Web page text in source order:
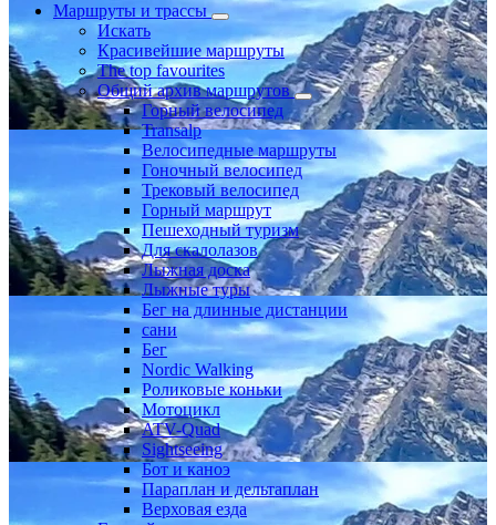
Маршруты и трассы
Искать
Красивейшие маршруты
The top favourites
Общий архив маршрутов
Горный велосипед
Transalp
Велосипедные маршруты
Гоночный велосипед
Трековый велосипед
Горный маршрут
Пешеходный туризм
Для скалолазов
Лыжная доска
Лыжные туры
Бег на длинные дистанции
сани
Бег
Nordic Walking
Роликовые коньки
Мотоцикл
ATV-Quad
Sightseeing
Бот и каноэ
Параплан и дельтаплан
Верховая езда